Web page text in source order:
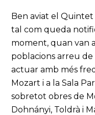
Ben aviat el Quintet
tal com queda
moment, quan van
poblacions arreu
actuar amb més
Mozart i a la Sala
sobretot obres de
Dohnányi, Toldrà i